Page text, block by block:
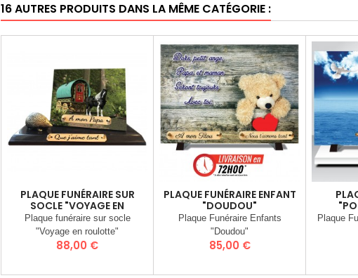
16 AUTRES PRODUITS DANS LA MÊME CATÉGORIE :
PLAQUE FUNÉRAIRE SUR
SOCLE "VOYAGE EN
ROULOTTE"
Plaque funéraire sur socle
"Voyage en roulotte"
Prix
88,00 €
PLAQUE FUNÉRAIRE ENFANT
"DOUDOU"
Plaque Funéraire Enfants
"Doudou"
Prix
85,00 €
Plaque